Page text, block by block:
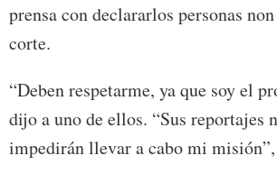
prensa con declararlos personas
corte.
“Deben respetarme, ya que soy el
dijo a uno de ellos. “Sus reportajes
impedirán llevar a cabo mi